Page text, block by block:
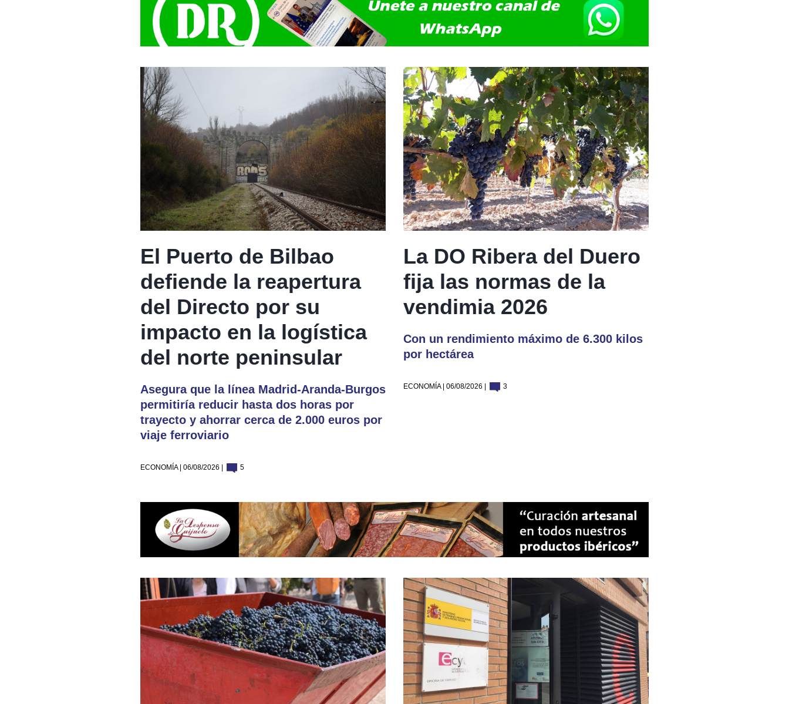
El Puerto de Bilbao
defiende la reapertura
del Directo por su
impacto en la logística
del norte peninsular
Asegura que la línea Madrid-Aranda-Burgos
permitiría reducir hasta dos horas por
trayecto y ahorrar cerca de 2.000 euros por
viaje ferroviario
ECONOMÍA | 06/08/2026 | 5
La DO Ribera del Duero
fija las normas de la
vendimia 2026
Con un rendimiento máximo de 6.300 kilos
por hectárea
ECONOMÍA | 06/08/2026 | 3